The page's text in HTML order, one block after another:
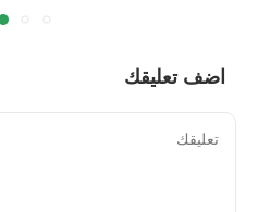
اضف تعليقك